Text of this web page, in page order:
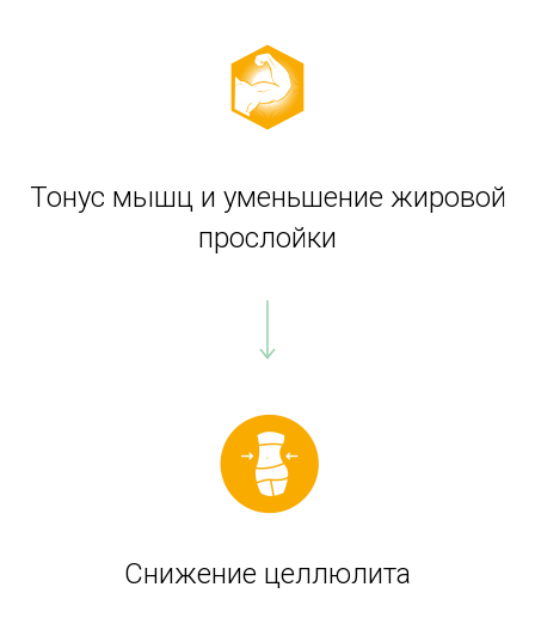
Тонус мышц и уменьшение жировой
прослойки
Снижение целлюлита